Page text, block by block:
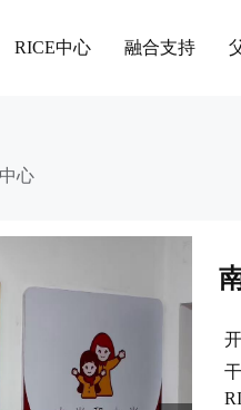
RICE中心 融合支持
心